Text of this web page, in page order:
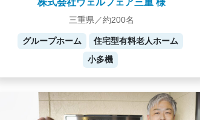
三重県／約200名
グループホーム
住宅型有料老人ホーム
小多機